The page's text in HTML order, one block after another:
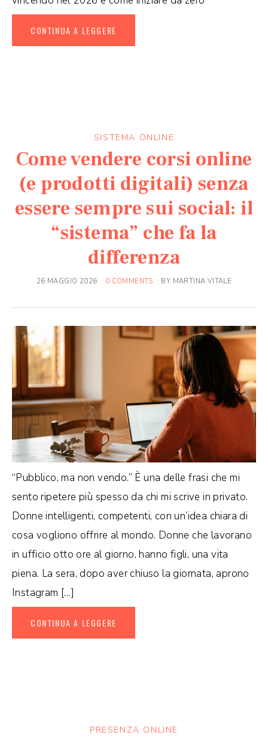
CONTINUA A LEGGERE
SISTEMA ONLINE
Come vendere corsi online
(e prodotti digitali) senza
essere sempre sui social: il
“sistema” che fa la
differenza
26 MAGGIO 2026 0 COMMENTS BY MARTINA VITALE
“Pubblico, ma non vendo.” È una delle frasi che mi
sento ripetere più spesso da chi mi scrive in privato.
Donne intelligenti, competenti, con un’idea chiara di
cosa vogliono offrire al mondo. Donne che lavorano
in ufficio otto ore al giorno, hanno figli, una vita
piena. La sera, dopo aver chiuso la giornata, aprono
Instagram […]
CONTINUA A LEGGERE
PRESENZA ONLINE